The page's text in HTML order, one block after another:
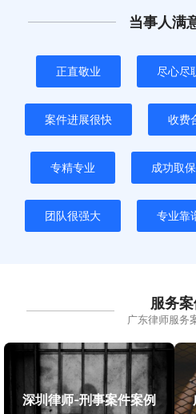
当事人满
正直敬业 尽心尽
案件进展很快 收费
专精专业 成功取保
团队很强大 专业靠
服务案
广东律师服务
深圳律师-刑事案件案例